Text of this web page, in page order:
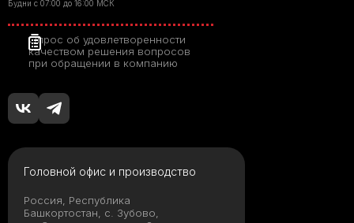
Будни с 07:00 до 16:00 МСК
Опрос об удовлетворенности
качеством решения вопросов
при обращении в компанию
Головной офис и производство
Россия, Республика
Башкортостан, с. Зубово,